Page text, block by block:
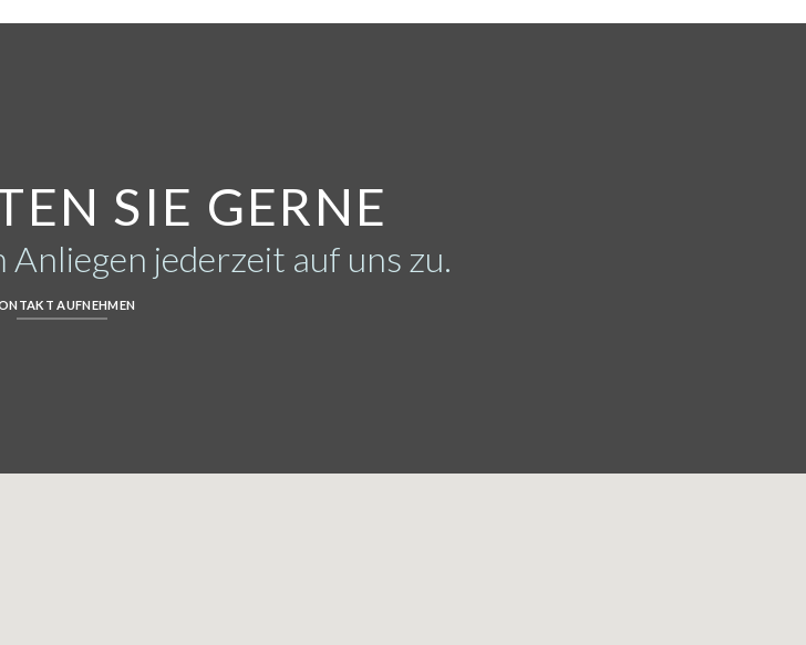
SIE GERNE
jederzeit auf uns zu.
AUFNEHMEN